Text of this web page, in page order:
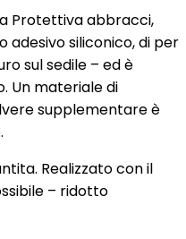
Protettiva abbracci,
siliconico, di per
sul sedile – ed è
Un materiale di
supplementare è
Realizzato con il
– ridotto